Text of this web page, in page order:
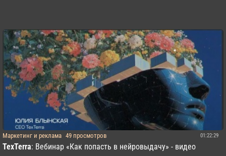
01:22:29
Маркетинг и реклама 49 просмотров
TexTerra: Вебинар «Как попасть в нейровыдачу» - видео